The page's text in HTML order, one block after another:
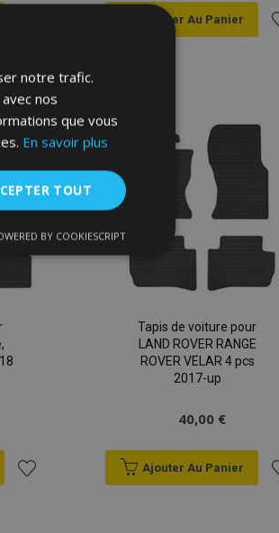
à la
liste
Ajouter Au Panier
Tapis de voiture pour
LAND ROVER RANGE
ROVER VELAR 4 pcs
2017-up
40,00 €
Ajouter Au Panier
notre trafic.
nos
que vous
En savoir plus
TOUT
Fonctionnalité
des
BY COOKIESCRIPT